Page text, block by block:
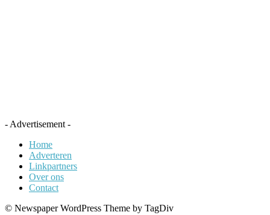
- Advertisement -
Home
Adverteren
Linkpartners
Over ons
Contact
© Newspaper WordPress Theme by TagDiv